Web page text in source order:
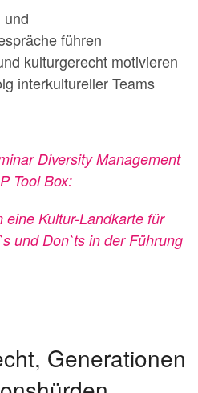
und
führen
kulturgerecht motivieren
interkultureller Teams
Diversity Management
Tool Box:
eine Kultur-Landkarte für
und Don`ts in der Führung
Generationen